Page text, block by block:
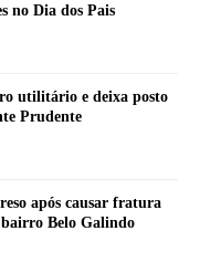
no Dia dos Pais
utilitário e deixa posto
Prudente
após causar fratura
Belo Galindo